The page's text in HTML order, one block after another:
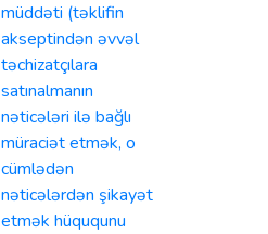
müddəti (təklifin
akseptindən əvvəl
təchizatçılara
satınalmanın
nəticələri ilə bağlı
müraciət etmək, o
cümlədən
nəticələrdən şikayət
etmək hüququnu